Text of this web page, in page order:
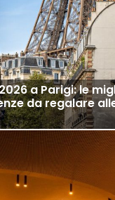
a Parigi: le
da regalare